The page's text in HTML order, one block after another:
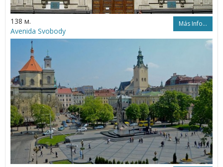
138 м. Más Info...
Avenida Svobody